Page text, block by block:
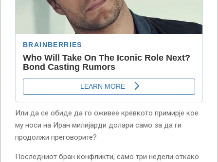
Или да се обиде да го оживее кревкото примирје кое
му носи на Иран милијарди долари само за да ги
продолжи преговорите?
Последниот бран конфликти, само три недели откако